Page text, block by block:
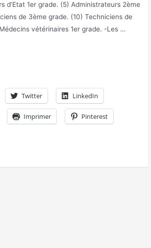
d’Etat 1er grade. (5) Administrateurs 2ème
de 3ème grade. (10) Techniciens de
vétérinaires 1er grade. -Les …
Twitter LinkedIn
Imprimer Pinterest